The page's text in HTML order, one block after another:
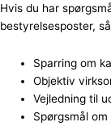
Hvis du har
bestyrelsesposter,
Sparring om
Objektiv
Vejledning til
Spørgsmål